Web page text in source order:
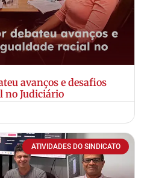
avanços e desafios
no Judiciário
ATIVIDADES DO SINDICATO